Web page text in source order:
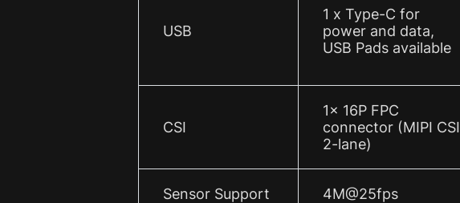
USB
1 x Type-C for
power and data,
USB Pads available
CSI
1x 16P FPC
connector (MIPI CSI
2-lane)
Sensor Support 4M@25fps